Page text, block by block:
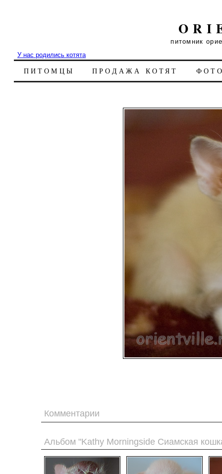
питомник
У нас родились котята
ПИТОМЦЫ ПРОДАЖА КОТЯТ
Комментарии
Альбом "Kathy Morningside Сиамская